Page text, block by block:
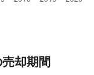
却期間